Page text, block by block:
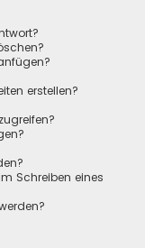
erstellen?
Schreiben eines